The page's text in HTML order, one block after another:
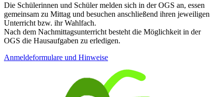
Die Schülerinnen und Schüler melden sich in der OGS an, essen
gemeinsam zu Mittag und besuchen anschließend ihren jeweiligen
Unterricht bzw. ihr Wahlfach.
Nach dem Nachmittagsunterricht besteht die Möglichkeit in der
OGS die Hausaufgaben zu erledigen.
Anmeldeformulare und Hinweise